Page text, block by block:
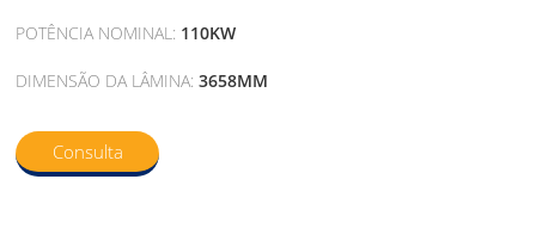
POTÊNCIA NOMINAL: 110KW
DIMENSÃO DA LÂMINA:3658MM
Consulta